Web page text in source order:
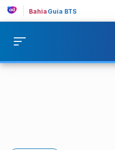
Bahia Guia BTS